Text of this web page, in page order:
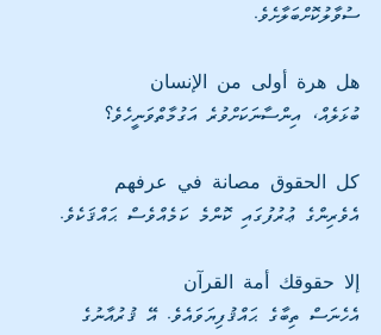
ސުވާލުކޮށްބަލާށެވެ.
هل هرة أولى من الإنسان
ބުޅަލެއް، އިންސާނަކަށްވުރެ އަގުމާތްވަނީހެވެ؟
كل الحقوق مصانة في عرفهم
އެވެރިންގެ ޢުރުފުގައި ކޮންމެ ކަމެއްވެސް ޙައްޤަކެވެ.
إلا حقوقك أمة القرآن
އެހެނަސް ތިބާގެ ޙައްޤުފިޔަވައެވެ. އޭ ޤުރުއާނުގެ